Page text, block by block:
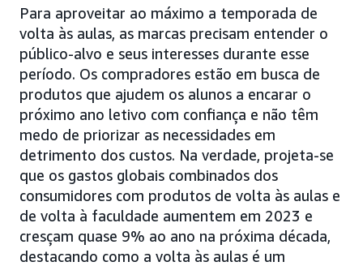
Para aproveitar ao máximo a temporada de
volta às aulas, as marcas precisam entender o
público-alvo e seus interesses durante esse
período. Os compradores estão em busca de
produtos que ajudem os alunos a encarar o
próximo ano letivo com confiança e não têm
medo de priorizar as necessidades em
detrimento dos custos. Na verdade, projeta-se
que os gastos globais combinados dos
consumidores com produtos de volta às aulas e
de volta à faculdade aumentem em 2023 e
cresçam quase 9% ao ano na próxima década,
destacando como a volta às aulas é um